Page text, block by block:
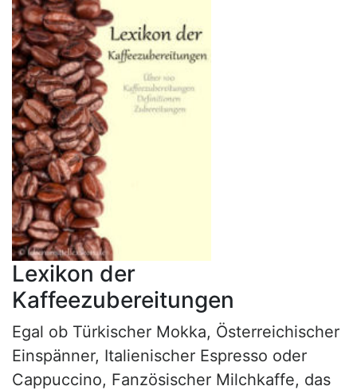
Lexikon der
Kaffeezubereitungen
Egal ob Türkischer Mokka, Österreichischer
Einspänner, Italienischer Espresso oder
Cappuccino, Fanzösischer Milchkaffe, das